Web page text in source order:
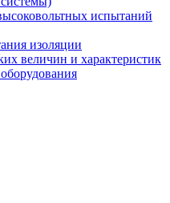
испытаний
изоляции
величин и характеристик